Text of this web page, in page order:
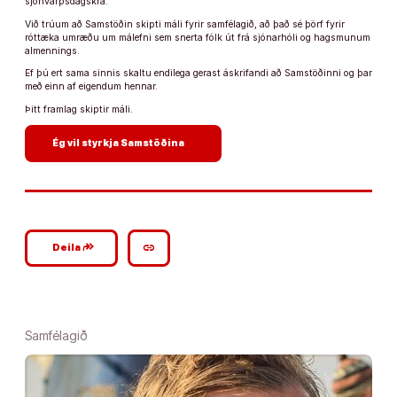
Við trúum að Samstöðin skipti máli fyrir samfélagið, að það sé þörf fyrir
róttæka umræðu um málefni sem snerta fólk út frá sjónarhóli og hagsmunum
almennings.
Ef þú ert sama sinnis skaltu endilega gerast áskrifandi að Samstöðinni og þar
með einn af eigendum hennar.
Þitt framlag skiptir máli.
Ég vil styrkja Samstöðina
Deilagoogle_plus_reshare link
Samfélagið